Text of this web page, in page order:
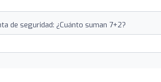
de seguridad: ¿Cuánto suman 7+2?